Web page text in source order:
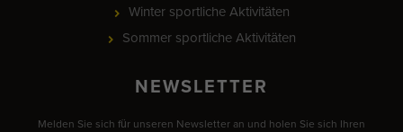
Winter sportliche Aktivitäten
Sommer sportliche Aktivitäten
NEWSLETTER
Melden Sie sich für unseren Newsletter an und holen Sie sich Ihren